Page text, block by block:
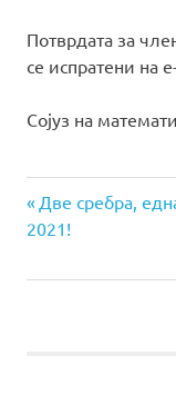
Потврдата за
се испратени на
Сојуз на
Previous
Post:
Две сребра,
2021!